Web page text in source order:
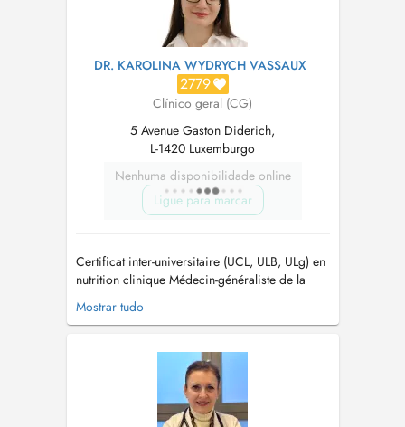
DR. KAROLINA WYDRYCH VASSAUX
2779
Clínico geral (CG)
5 Avenue Gaston Diderich,
L-1420 Luxemburgo
Nenhuma disponibilidade online
Ligue para marcar
Certificat inter-universitaire (UCL, ULB, ULg) en
nutrition clinique Médecin-généraliste de la
formation spécifique en médecine générale de
l'Université du Luxembourg. Master en
Bialystok. Tel: 691 624 879 Lors de la prise de
rendez-vous, veuillez indiq...
Mostrar tudo